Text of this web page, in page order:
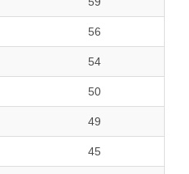
56
54
50
49
45